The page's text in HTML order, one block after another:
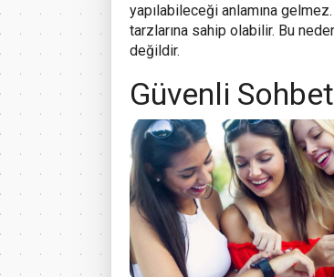
yapılabileceği anlamına
tarzlarına sahip olabilir. Bu
değildir.
Güvenli